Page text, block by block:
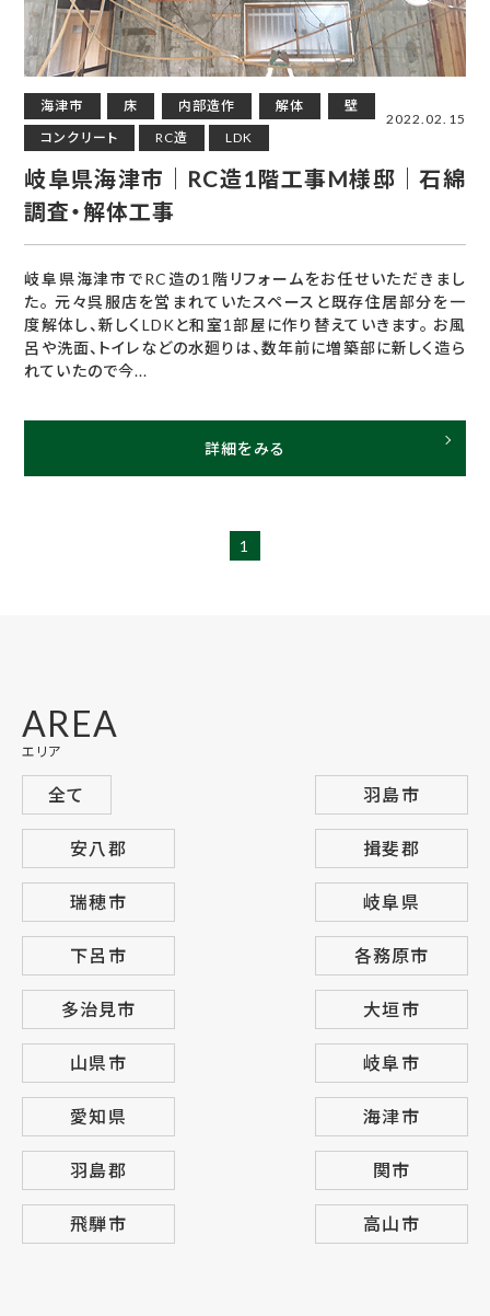
海津市 床 内部造作 解体
壁
コンクリート
RC造 LDK
2022.02.15
岐阜県海津市｜RC造1階工事M様邸｜石綿
調査・解体工事
岐阜県海津市でRC造の1階リフォームをお任せいただきまし
た。 元々呉服店を営まれていたスペースと既存住居部分を一
度解体し、新しくLDKと和室1部屋に作り替えていきます。 お風
呂や洗面、トイレなどの水廻りは、数年前に増築部に新しく造ら
れていたので今...
詳細をみる
1
AREA
エリア
全て 羽島市
安八郡 揖斐郡
瑞穂市 岐阜県
下呂市 各務原市
多治見市 大垣市
山県市 岐阜市
愛知県 海津市
羽島郡 関市
飛騨市 高山市